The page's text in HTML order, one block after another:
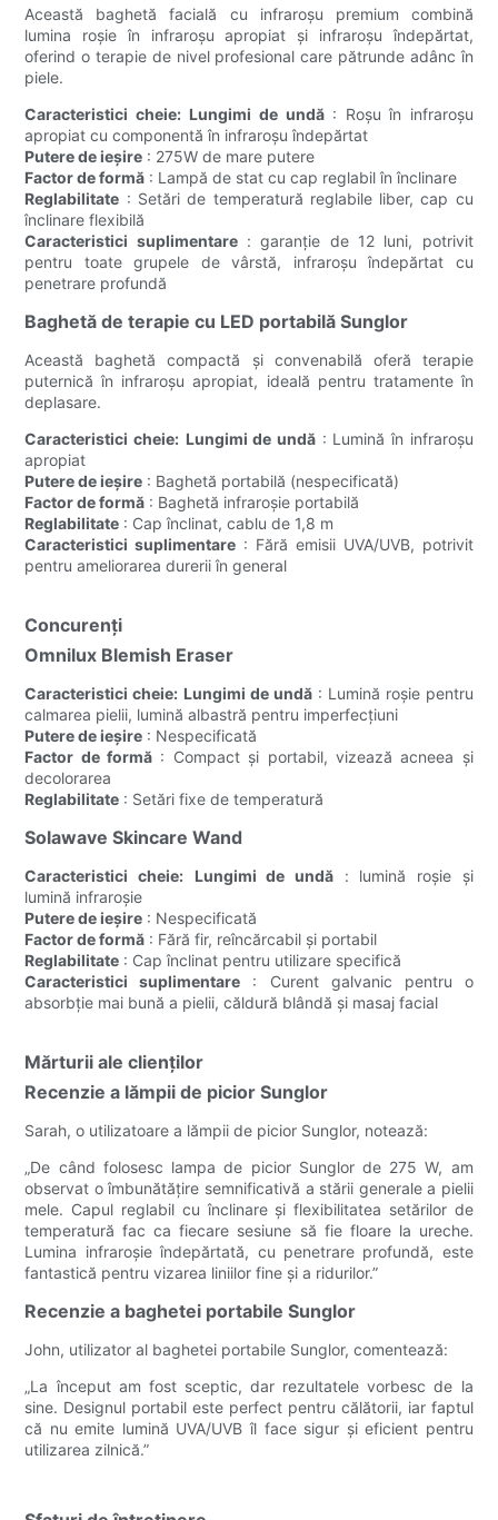
Această baghetă facială cu infraroșu premium combină
lumina roșie în infraroșu apropiat și infraroșu îndepărtat,
oferind o terapie de nivel profesional care pătrunde adânc în
piele.
Caracteristici cheie: Lungimi de undă: Roșu în infraroșu
apropiat cu componentă în infraroșu îndepărtat
Putere de ieșire : 275W de mare putere
Factor de formă : Lampă de stat cu cap reglabil în înclinare
Reglabilitate : Setări de temperatură reglabile liber, cap cu
înclinare flexibilă
Caracteristici suplimentare: garanție de 12 luni, potrivit
pentru toate grupele de vârstă, infraroșu îndepărtat cu
penetrare profundă
Baghetă de terapie cu LED portabilă Sunglor
Această baghetă compactă și convenabilă oferă terapie
puternică în infraroșu apropiat, ideală pentru tratamente în
deplasare.
Caracteristici cheie: Lungimi de undă : Lumină în infraroșu
apropiat
Putere de ieșire : Baghetă portabilă (nespecificată)
Factor de formă : Baghetă infraroșie portabilă
Reglabilitate : Cap înclinat, cablu de 1,8 m
Caracteristici suplimentare : Fără emisii UVA/UVB, potrivit
pentru ameliorarea durerii în general
Concurenți
Omnilux Blemish Eraser
Caracteristici cheie: Lungimi de undă : Lumină roșie pentru
calmarea pielii, lumină albastră pentru imperfecțiuni
Putere de ieșire : Nespecificată
Factor de formă : Compact și portabil, vizează acneea și
decolorarea
Reglabilitate : Setări fixe de temperatură
Solawave Skincare Wand
Caracteristici cheie: Lungimi de undă : lumină roșie și
lumină infraroșie
Putere de ieșire : Nespecificată
Factor de formă : Fără fir, reîncărcabil și portabil
Reglabilitate : Cap înclinat pentru utilizare specifică
Caracteristici suplimentare : Curent galvanic pentru o
absorbție mai bună a pielii, căldură blândă și masaj facial
Mărturii ale clienților
Recenzie a lămpii de picior Sunglor
Sarah, o utilizatoare a lămpii de picior Sunglor, notează:
„De când folosesc lampa de picior Sunglor de 275 W, am
observat o îmbunătățire semnificativă a stării generale a pielii
mele. Capul reglabil cu înclinare și flexibilitatea setărilor de
temperatură fac ca fiecare sesiune să fie floare la ureche.
Lumina infraroșie îndepărtată, cu penetrare profundă, este
fantastică pentru vizarea liniilor fine și a ridurilor.”
Recenzie a baghetei portabile Sunglor
John, utilizator al baghetei portabile Sunglor, comentează:
„La început am fost sceptic, dar rezultatele vorbesc de la
sine. Designul portabil este perfect pentru călătorii, iar faptul
că nu emite lumină UVA/UVB îl face sigur și eficient pentru
utilizarea zilnică.”